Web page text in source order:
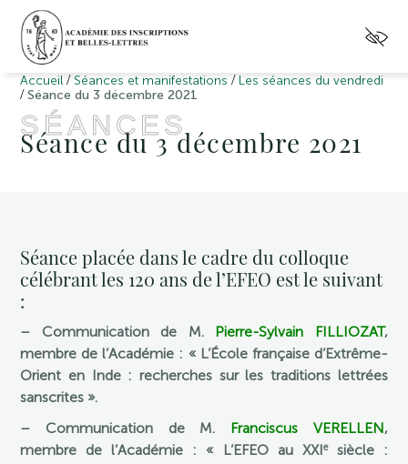
Accueil / Séances et manifestations / Les séances du vendredi
/Séance du 3 décembre 2021
SÉANCES
Séance du 3 décembre 2021
Séance placée dans le cadre du colloque
célébrant les 120 ans de l’EFEO est le suivant
:
– Communication de M. Pierre-Sylvain FILLIOZAT,
membre de l’Académie : « L’École française d’Extrême-
Orient en Inde : recherches sur les traditions lettrées
sanscrites ».
– Communication de M. Franciscus VERELLEN,
membre de l’Académie : « L’EFEO au XXIesiècle :